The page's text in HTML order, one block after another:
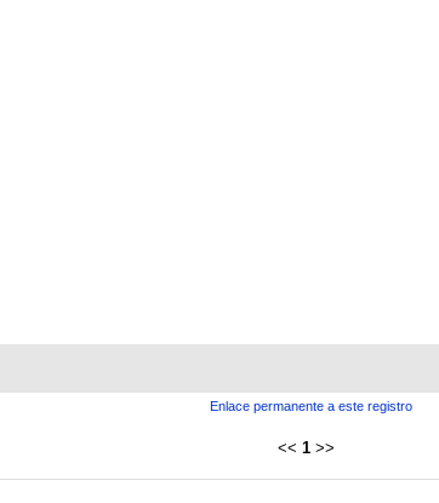
Enlace permanente a este registro
<< 1 >>